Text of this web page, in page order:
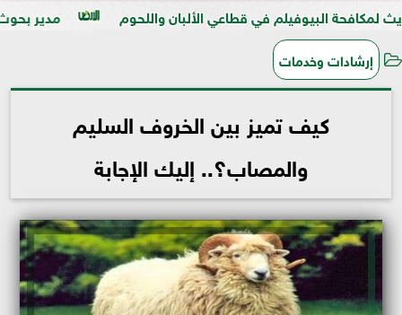
مدير بحوث أمراض في قطاعي الألبان واللحوم
إرشادات وخدمات
كيف تميز بين الخروف السليم
والمصاب؟.. إليك الإجابة